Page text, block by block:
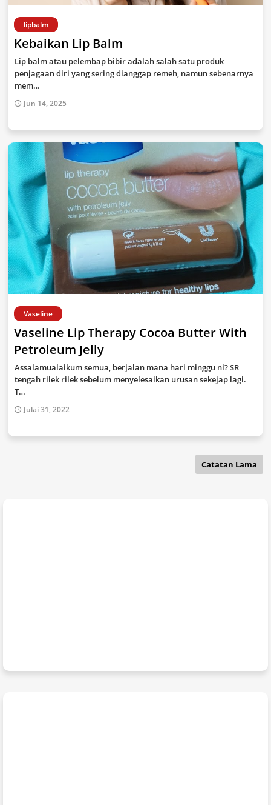
lipbalm
Kebaikan Lip Balm
Lip balm atau pelembap bibir adalah salah satu produk
penjagaan diri yang sering dianggap remeh, namun sebenarnya
mem…
Jun 14, 2025
Vaseline
Vaseline Lip Therapy Cocoa Butter With
Petroleum Jelly
Assalamualaikum semua, berjalan mana hari minggu ni? SR
tengah rilek rilek sebelum menyelesaikan urusan sekejap lagi.
T…
Julai 31, 2022
Catatan Lama